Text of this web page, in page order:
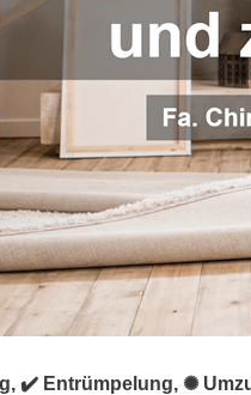
✔️ Entrümpelung, ✺